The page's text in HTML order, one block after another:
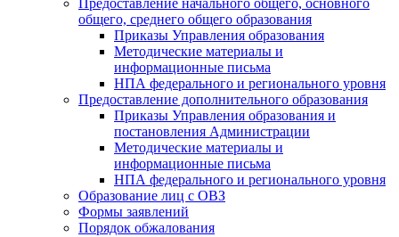
Предоставление начального общего, основного
общего, среднего общего образования
Приказы Управления образования
Методические материалы и
информационные письма
НПА федерального и регионального уровня
Предоставление дополнительного образования
Приказы Управления образования и
постановления Администрации
Методические материалы и
информационные письма
НПА федерального и регионального уровня
Образование лиц с ОВЗ
Формы заявлений
Порядок обжалования